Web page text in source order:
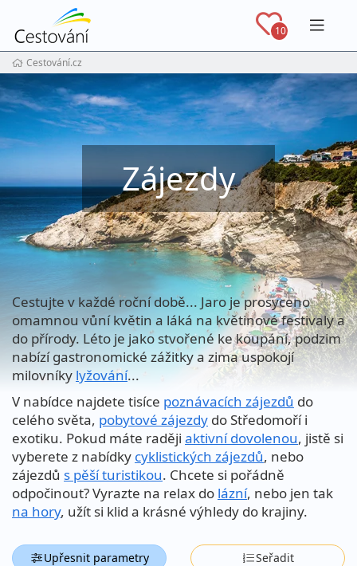
10
Cestování.cz
Zájezdy
Cestujte v každé roční době... Jaro je prosyceno
omamnou vůní květin a láká na květinové festivaly a
do přírody. Léto je jako stvořené ke koupání, podzim
nabízí gastronomické zážitky a zima uspokojí
milovníky lyžování...
V nabídce najdete tisíce poznávacích zájezdů do
celého světa, pobytové zájezdy do Středomoří i
exotiku. Pokud máte raději aktivní dovolenou, jistě si
vyberete z nabídky cyklistických zájezdů, nebo
zájezdů s pěší turistikou. Chcete si pořádně
odpočinout? Vyrazte na relax do lázní, nebo jen tak
na hory, užít si klid a krásné výhledy do krajiny.
Upřesnit parametry Seřadit